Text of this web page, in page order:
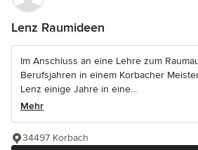
Lenz Raumideen
Im Anschluss an eine Lehre zum
Berufsjahren in einem Korbacher
Lenz einige Jahre in eine...
Mehr
34497 Korbach